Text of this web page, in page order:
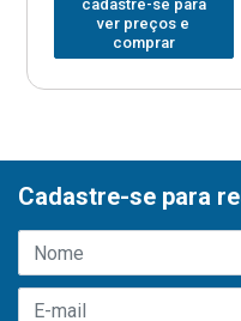
cadastre-se para
ver preços e
comprar
Cadastre-se para